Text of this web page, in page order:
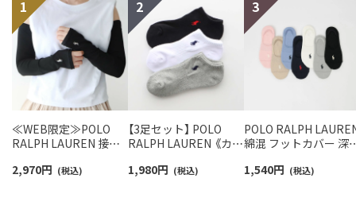
≪WEB限定≫POLO
RALPH LAUREN 接触
ームカバー ＆ レッグウ
2,970円 (税込)
【3足セット】 POLO
RALPH LAUREN 《カラ
ーチサポート ワンポイ
1,980円 (税込)
POLO RALPH
綿混 フットカバー 深
カバーソックス レデ
1,540円 (税込)